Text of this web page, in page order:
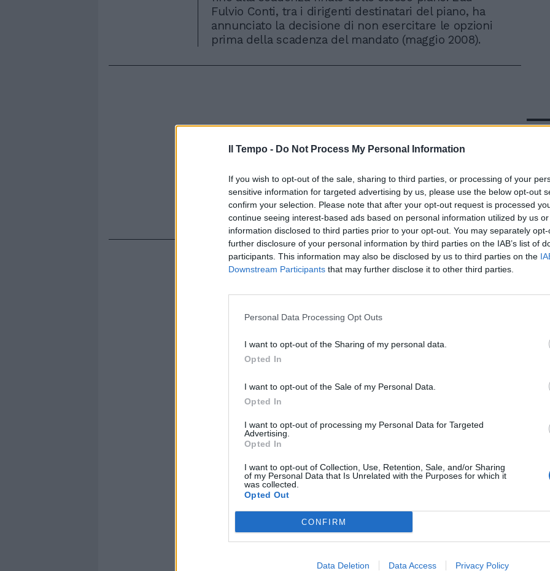
Il Tempo - Do Not Process My Personal Information
If you wish to opt-out of the sale, sharing to third parties, or processing of your
sensitive information for targeted advertising by us, please use the below opt-out
confirm your selection. Please note that after your opt-out request is processed
continue seeing interest-based ads based on personal information utilized by us
information disclosed to third parties prior to your opt-out. You may separately
further disclosure of your personal information by third parties on the IAB’s list of
participants. This information may also be disclosed by us to third parties on the
Downstream Participants that may further disclose it to other third parties.
Personal Data Processing Opt Outs
I want to opt-out of the Sharing of my personal data.
Opted In
I want to opt-out of the Sale of my Personal Data.
Opted In
I want to opt-out of processing my Personal Data for Targeted
Advertising.
Opted In
I want to opt-out of Collection, Use, Retention, Sale, and/or Sharing
of my Personal Data that Is Unrelated with the Purposes for which it
was collected.
Opted Out
CONFIRM
Data Deletion Data Access Privacy Policy
Fulvio Conti, tra i dirigenti destinatari del piano, ha
annunciato la decisione di non esercitare le opzioni
prima della scadenza del mandato (maggio 2008).
In
Rudy Giuliani a Come States?
americana